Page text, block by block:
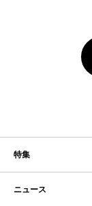
特集
ニュース